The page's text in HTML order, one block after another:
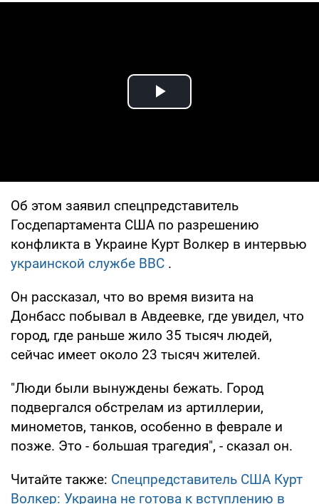
Play Video
Об этом заявил спецпредставитель
Госдепартамента США по разрешению
конфликта в Украине Курт Волкер в интервью
украинской службе BBC .
Он рассказал, что во время визита на
Донбасс побывал в Авдеевке, где увидел, что
город, где раньше жило 35 тысяч людей,
сейчас имеет около 23 тысяч жителей.
"Люди были вынуждены бежать. Город
подвергался обстрелам из артиллерии,
минометов, танков, особенно в феврале и
позже. Это - большая трагедия", - сказал он.
Читайте также: Спецпредставитель США Курт
Волкер: Украина не готова к вступлению в